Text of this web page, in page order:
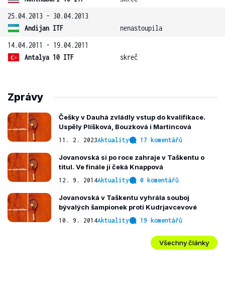
25.04.2013 - 30.04.2013
Andijan ITF
nenastoupila
14.04.2011 - 19.04.2011
Antalya 10 ITF
skreč
Zprávy
Češky v Dauhá zvládly vstup do kvalifikace.
Uspěly Plíšková, Bouzková i Martincová
11. 2. 2023Aktuality 17 komentářů
Jovanovská si po roce zahraje v Taškentu o
titul. Ve finále ji čeká Knappová
12. 9. 2014Aktuality 0 komentářů
Jovanovská v Taškentu vyhrála souboj
bývalých šampionek proti Kudrjavcevové
10. 9. 2014Aktuality 19 komentářů
Všechny články